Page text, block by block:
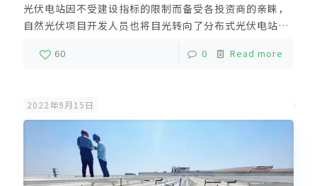
光伏电站因不受建设指标的限制而备受各投资商的亲睐，
自然光伏项目开发人员也将目光转向了分布式光伏电站的
开发。科盛小编今天就给大家分享分布式光伏项目现场踏
勘需要注意的问题。
60 0 Read more
2022年9月15日